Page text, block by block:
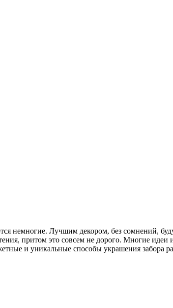
немногие. Лучшим декором, без сомнений,
притом это совсем не дорого. Многие
и уникальные способы украшения забора